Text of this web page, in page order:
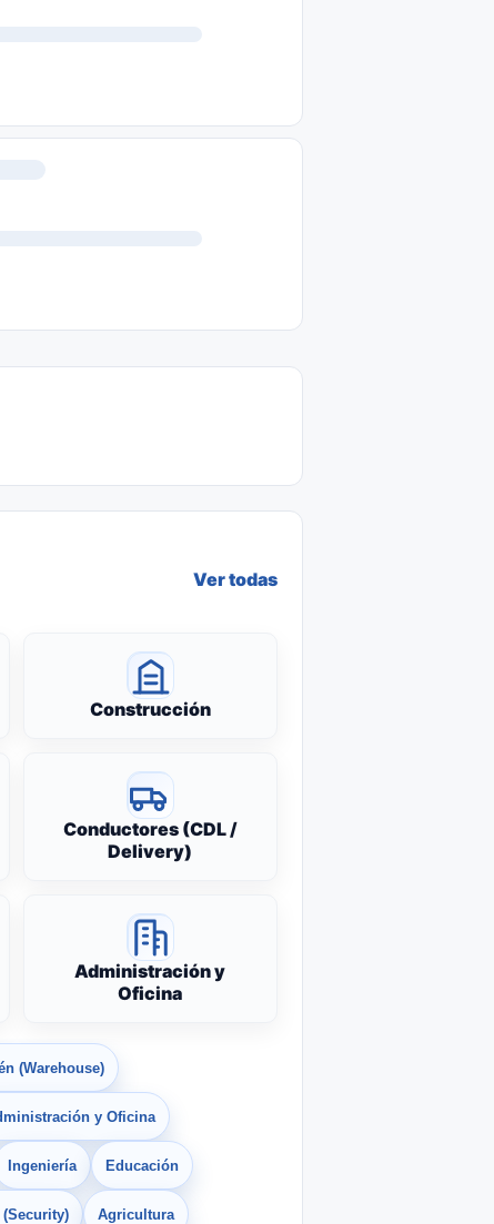
Ver todas
Construcción
Conductores (CDL /
Delivery)
Administración y
Oficina
(Warehouse)
y Oficina
Ingeniería Educación
Agricultura